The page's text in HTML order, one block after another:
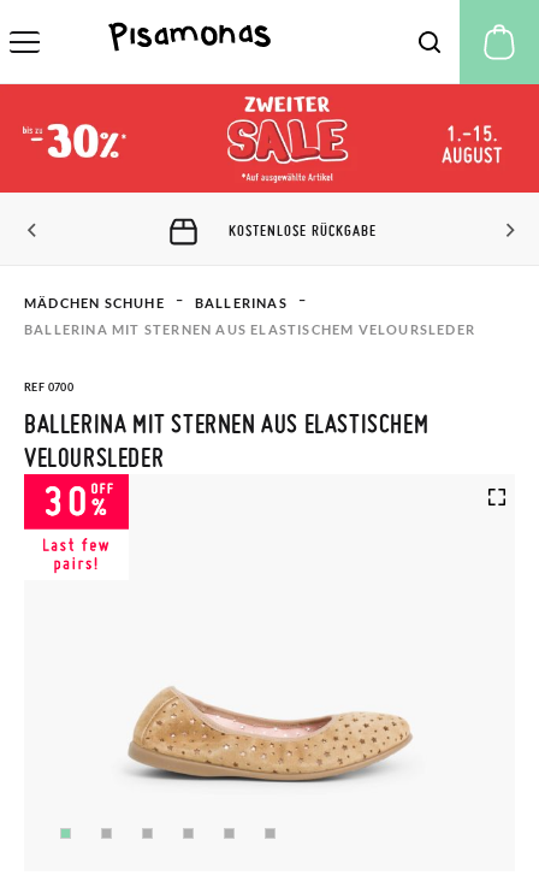
KOSTENLOSE RÜCKGABE
MÄDCHEN SCHUHE
BALLERINAS​
BALLERINA MIT STERNEN AUS ELASTISCHEM VELOURSLEDER
REF 0700
BALLERINA MIT STERNEN AUS ELASTISCHEM
VELOURSLEDER